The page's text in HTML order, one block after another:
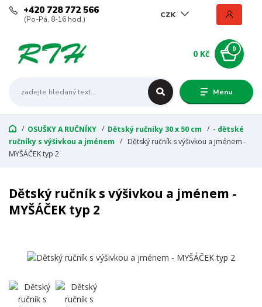
Menu
CZK
+420 728 772 566
(Po-Pá, 8-16 hod.)
0
0 Kč
OSUŠKY A RUČNÍKY Dětský ručníky 30 x 50 cm
- dětské
ručníky s výšivkou a jménem
Dětský ručník s výšivkou a jménem -
MYŠÁČEK typ 2
Dětský ručník s výšivkou a jménem -
MYŠÁČEK typ 2